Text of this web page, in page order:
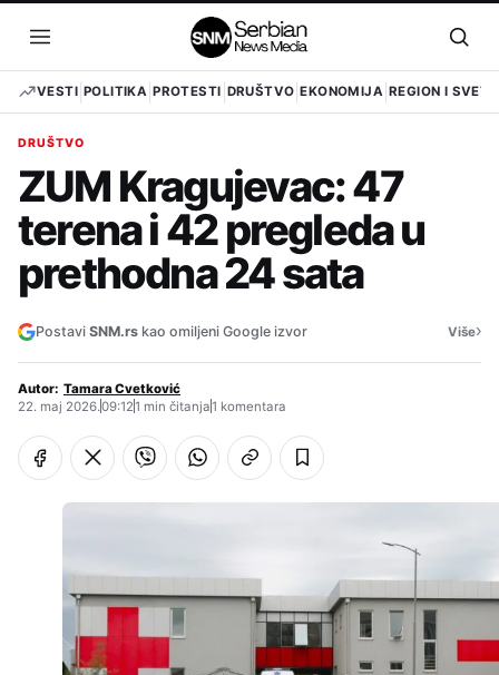
sadržaj
Otvori
meni
VESTI POLITIKA PROTESTI DRUŠTVO EKONOMIJA REGION I SVET
DRUŠTVO
ZUM Kragujevac: 47
terena i 42 pregleda u
prethodna 24 sata
Postavi SNM.rs kao omiljeni Google izvor Više›
Autor: Tamara Cvetković
22. maj 2026.09:121 min čitanja1 komentara